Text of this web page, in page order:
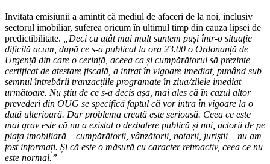
Invitata emisiunii a amintit că mediul de afaceri de la noi, inclusiv
sectorul imobiliar, suferea oricum în ultimul timp din cauza lipsei de
predictibilitate.
„Deci cu atât mai mult suntem puși într-o situație
dificilă acum, după ce s-a publicat la ora 23.00 o Ordonanță de
Urgență din care o cerință, aceea ca și cumpărătorul să prezinte
certificat de atestare fiscală, a intrat în vigoare imediat, punând sub
semnul întrebării tranzacțiile programate în ziua/zilele imediat
următoare. Nu știu de ce s-a decis așa, mai ales că în cazul altor
prevederi din OUG se specifică faptul că vor intra în vigoare la o
dată ulterioară. Dar problema creată este serioasă. Ceea ce este
mai grav este că nu a existat o dezbatere publică și noi, actorii de pe
piața imobiliară – cumpărătorii, vânzătorii, notarii, juriștii – nu am
fost informați. Și că este o măsură cu caracter retroactiv, ceea ce nu
este normal.”